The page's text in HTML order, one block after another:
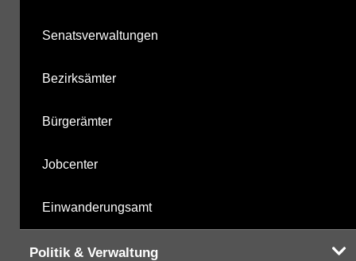
Senatsverwaltungen
Bezirksämter
Bürgerämter
Jobcenter
Einwanderungsamt
Politik & Verwaltung